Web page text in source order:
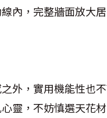
內，完整牆面放大
外，實用機能性也
靈，不妨慎選天花